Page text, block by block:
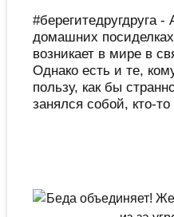
#берегитедругдруга
домашних
возникает в мире в
Однако есть и те,
пользу, как бы
занялся собой, кто-